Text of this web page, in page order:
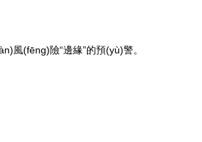
風(fēng)險“邊緣”的預(yù)警。